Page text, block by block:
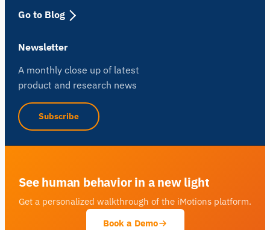
Go to Blog
Newsletter
A monthly close up of latest
product and research news
Subscribe
See human behavior in a new light
Get a personalized walkthrough of the iMotions platform.
Book a Demo